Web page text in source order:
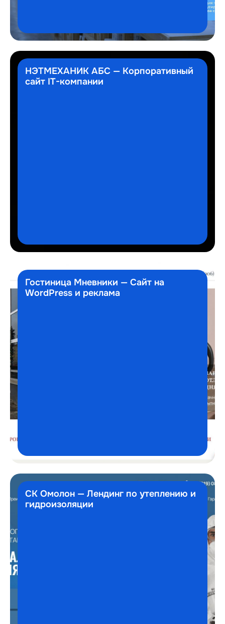
НЭТМЕХАНИК АБС — Корпоративный
сайт IT-компании
Гостиница Мневники — Сайт на
WordPress и реклама
СК Омолон — Лендинг по утеплению и
гидроизоляции